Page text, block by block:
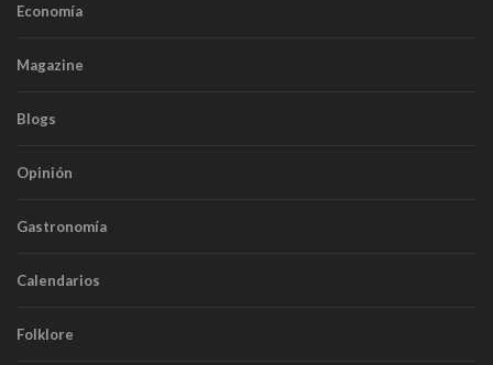
Economía
Magazine
Blogs
Opinión
Gastronomía
Calendarios
Folklore